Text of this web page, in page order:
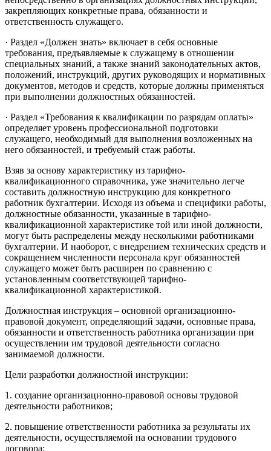
закрепляющих конкретные права, обязанности и
ответственность служащего.
· Раздел «Должен знать» включает в себя основные
требования, предъявляемые к служащему в отношении
специальных знаний, а также знаний законодательных актов,
положений, инструкций, других руководящих и нормативных
документов, методов и средств, которые должны применяться
при выполнении должностных обязанностей.
· Раздел «Требования к квалификации по разрядам оплаты»
определяет уровень профессиональной подготовки
служащего, необходимый для выполнения возложенных на
него обязанностей, и требуемый стаж работы.
Взяв за основу характеристику из тарифно-
квалификационного справочника, уже значительно легче
составить должностную инструкцию для конкретного
работник бухгалтерии. Исходя из объема и специфики работы,
должностные обязанности, указанные в тарифно-
квалификационной характеристике той или иной должности,
могут быть распределены между несколькими работниками
бухгалтерии. И наоборот, с внедрением технических средств и
сокращением численности персонала круг обязанностей
служащего может быть расширен по сравнению с
установленным соответствующей тарифно-
квалификационной характеристикой.
Должностная инструкция – основной организационно-
правовой документ, определяющий задачи, основные права,
обязанности и ответственность работника организации при
осуществлении им трудовой деятельности согласно
занимаемой должности.
Цели разработки должностной инструкции:
1. создание организационно-правовой основы трудовой
деятельности работников;
2. повышение ответственности работника за результаты их
деятельности, осуществляемой на основании трудового
договора;